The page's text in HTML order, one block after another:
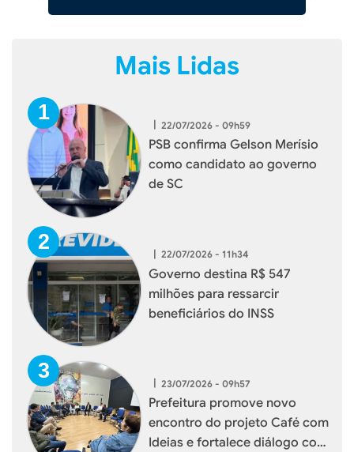
Mais Lidas
| 22/07/2026 - 09h59
PSB confirma Gelson Merísio
como candidato ao governo
de SC
| 22/07/2026 - 11h34
Governo destina R$ 547
milhões para ressarcir
beneficiários do INSS
| 23/07/2026 - 09h57
Prefeitura promove novo
encontro do projeto Café com
Ideias e fortalece diálogo com